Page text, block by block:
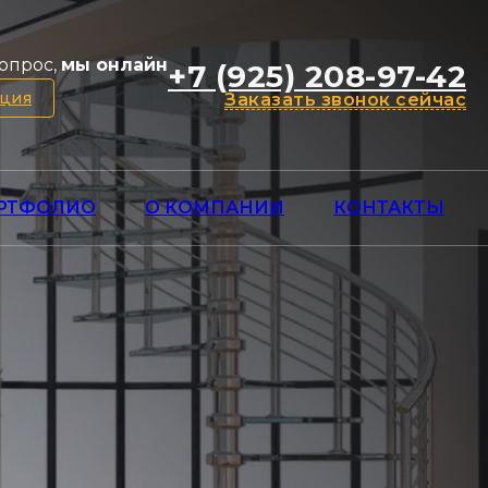
мы онлайн+7 (925) 208-97-42
Заказать звонок сейчас
О КОМПАНИИ КОНТАКТЫ